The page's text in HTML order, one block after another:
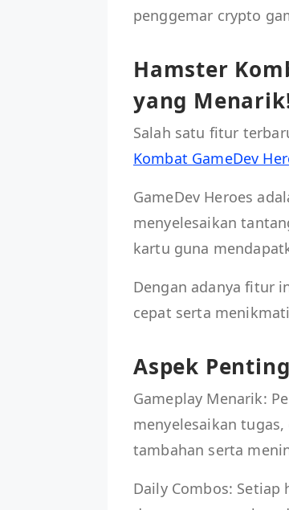
penggemar crypto
Hamster
yang
Salah satu fitur
Kombat GameDev
GameDev Heroes
menyelesaikan
kartu guna
Dengan adanya fitur
cepat serta
Aspek
Gameplay Menarik:
menyelesaikan
tambahan serta
Daily Combos: